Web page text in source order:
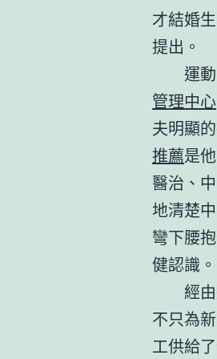
才結婚
提出。
運
管理中心
夫明顯
推薦是
醫治、
地清楚
彎下腰
健認識。
經
不只為
工供給